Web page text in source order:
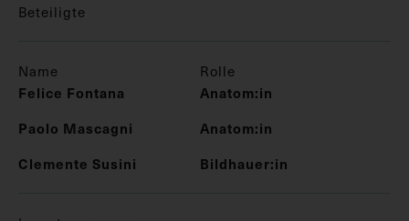
Beteiligte
Name Rolle
Felice Fontana
Anatom:in
Paolo Mascagni
Anatom:in
Clemente Susini
Bildhauer:in